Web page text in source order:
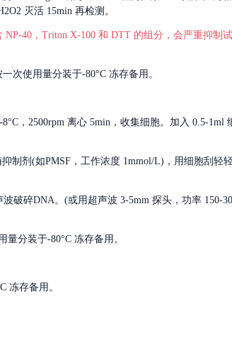
灭活 15min 再检测。
40，Triton X-100 和 DTT 的组分，会严重抑制
次使用量分装于-80°C 冻存备用。
，2500rpm 离心 5min，收集细胞。加入 0.5-1ml
制剂(如PMSF，工作浓度 1mmol/L)，用细胞刮轻
破碎DNA。(或用超声波 3-5mm 探头，功率 150-
分装于-80°C 冻存备用。
冻存备用。